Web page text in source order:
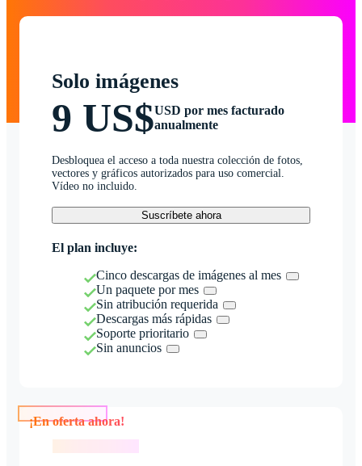
Solo imágenes
9 US$USD por mes facturado
anualmente
Desbloquea el acceso a toda nuestra colección de fotos,
vectores y gráficos autorizados para uso comercial.
Vídeo no incluido.
Suscríbete ahora
El plan incluye:
Cinco descargas de imágenes al mes
Un paquete por mes
Sin atribución requerida
Descargas más rápidas
Soporte prioritario
Sin anuncios